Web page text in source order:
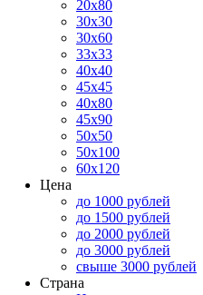
20x80
30x30
30x60
33x33
40x40
45x45
40x80
45x90
50x50
50x100
60x120
Цена
до 1000 рублей
до 1500 рублей
до 2000 рублей
до 3000 рублей
свыше 3000 рублей
Страна